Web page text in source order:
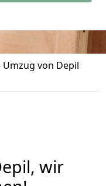
Umzug von Depil
wir